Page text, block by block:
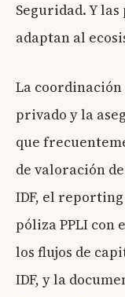
Seguridad. Y
adaptan al
La
privado y la
que
de valoración
IDF, el
póliza PPLI con
los flujos de
IDF, y la